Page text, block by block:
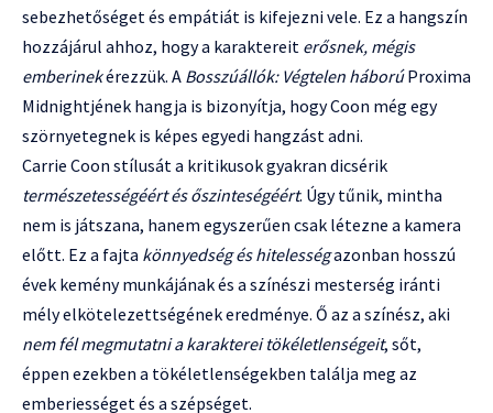
sebezhetőséget és empátiát is kifejezni vele. Ez a hangszín
hozzájárul ahhoz, hogy a karaktereit erősnek, mégis
emberinekérezzük. A Bosszúállók: Végtelen háborúProxima
Midnightjének hangja is bizonyítja, hogy Coon még egy
szörnyetegnek is képes egyedi hangzást adni.
Carrie Coon stílusát a kritikusok gyakran dicsérik
természetességéért és őszinteségéért. Úgy tűnik, mintha
nem is játszana, hanem egyszerűen csak létezne a kamera
előtt. Ez a fajta könnyedség és hitelességazonban hosszú
évek kemény munkájának és a színészi mesterség iránti
mély elkötelezettségének eredménye. Ő az a színész, aki
nem fél megmutatni a karakterei tökéletlenségeit, sőt,
éppen ezekben a tökéletlenségekben találja meg az
emberiességet és a szépséget.